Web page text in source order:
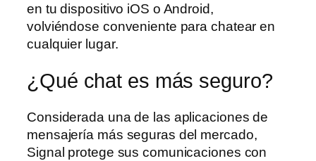
en tu dispositivo iOS o Android,
volviéndose conveniente para chatear en
cualquier lugar.
¿Qué chat es más seguro?
Considerada una de las aplicaciones de
mensajería más seguras del mercado,
Signal protege sus comunicaciones con